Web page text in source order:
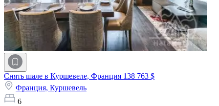
Снять шале в Куршевеле, Франция 138 763 $
Франция, Куршевель
6